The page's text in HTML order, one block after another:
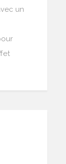
un